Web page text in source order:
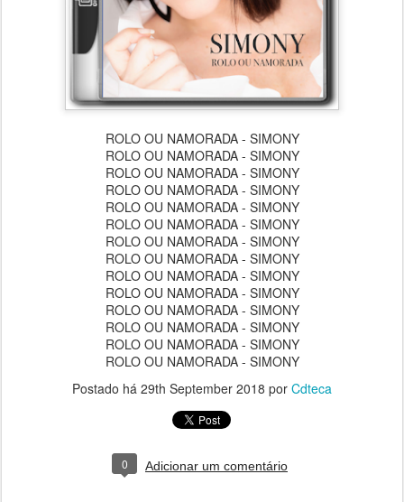
ROLO OU NAMORADA - SIMONY
ROLO OU NAMORADA - SIMONY
ROLO OU NAMORADA - SIMONY
ROLO OU NAMORADA - SIMONY
ROLO OU NAMORADA - SIMONY
ROLO OU NAMORADA - SIMONY
ROLO OU NAMORADA - SIMONY
ROLO OU NAMORADA - SIMONY
ROLO OU NAMORADA - SIMONY
ROLO OU NAMORADA - SIMONY
ROLO OU NAMORADA - SIMONY
ROLO OU NAMORADA - SIMONY
ROLO OU NAMORADA - SIMONY
ROLO OU NAMORADA - SIMONY
Postado há 29th September 2018 por Cdteca
0 Adicionar um comentário